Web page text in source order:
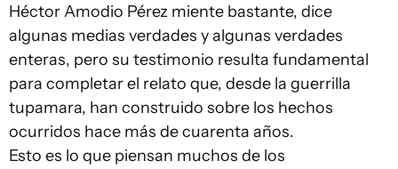
Héctor Amodio Pérez miente bastante, dice
algunas medias verdades y algunas verdades
enteras, pero su testimonio resulta fundamental
para completar el relato que, desde la guerrilla
tupamara, han construido sobre los hechos
ocurridos hace más de cuarenta años.
Esto es lo que piensan muchos de los